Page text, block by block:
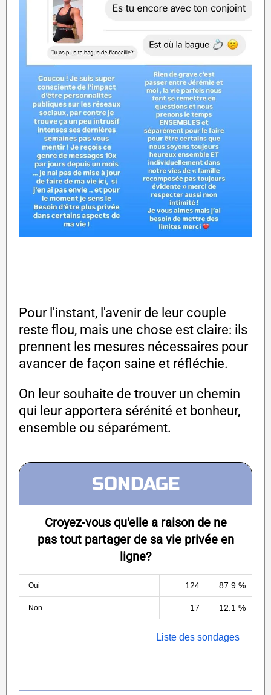
Pour l'instant, l'avenir de leur couple
reste flou, mais une chose est claire: ils
prennent les mesures nécessaires pour
avancer de façon saine et réfléchie.
On leur souhaite de trouver un chemin
qui leur apportera sérénité et bonheur,
ensemble ou séparément.
SONDAGE
Croyez-vous qu'elle a raison de ne
pas tout partager de sa vie privée en
ligne?
Oui 124 87.9 %
Non 17 12.1 %
Liste des sondages